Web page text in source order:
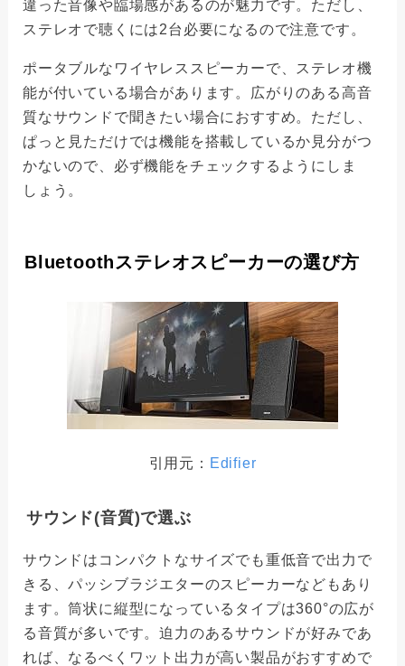
違った音像や臨場感があるのが魅力です。ただし、
ステレオで聴くには2台必要になるので注意です。
ポータブルなワイヤレススピーカーで、ステレオ機
能が付いている場合があります。広がりのある高音
質なサウンドで聞きたい場合におすすめ。ただし、
ぱっと見ただけでは機能を搭載しているか見分がつ
かないので、必ず機能をチェックするようにしま
しょう。
Bluetoothステレオスピーカーの選び方
引用元： Edifier
サウンド(音質)で選ぶ
サウンドはコンパクトなサイズでも重低音で出力で
きる、パッシブラジエターのスピーカーなどもあり
ます。筒状に縦型になっているタイプは360°の広が
る音質が多いです。迫力のあるサウンドが好みであ
れば、なるべくワット出力が高い製品がおすすめで